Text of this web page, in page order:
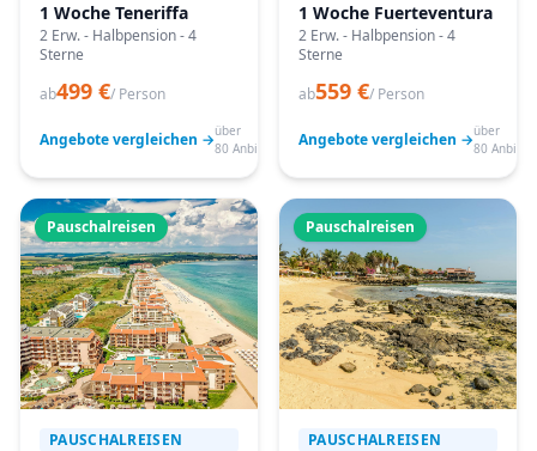
1 Woche Teneriffa
2 Erw. - Halbpension - 4
Sterne
ab499 €/ Person
Angebote vergleichen →über
80 Anbieter
1 Woche Fuerteventura
2 Erw. - Halbpension - 4
Sterne
ab559 €/ Person
Angebote vergleichen →über
80
Pauschalreisen
PAUSCHALREISEN
Pauschalreisen
PAUSCHALREISEN